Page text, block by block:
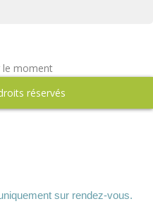
le moment
réservés
sur rendez-vous.